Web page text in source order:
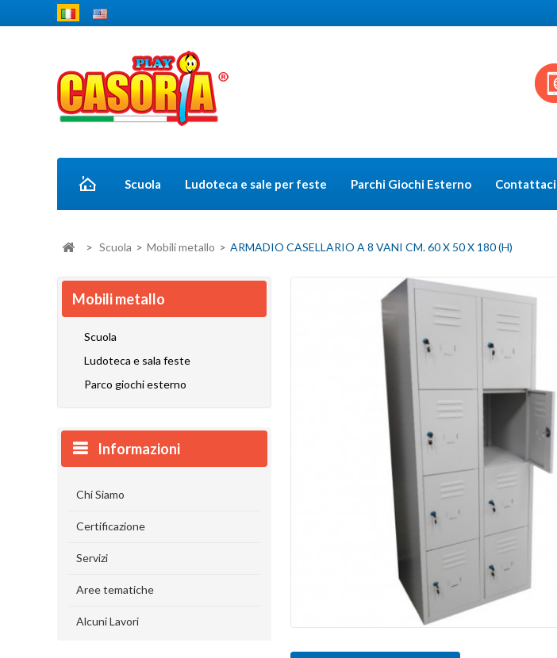
Scuola Ludoteca e sale per feste Parchi Giochi Esterno Contattaci
> Scuola > Mobili metallo > ARMADIO CASELLARIO A 8 VANI CM. 60 X 50 X 180 (H)
Mobili metallo
Scuola
Ludoteca e sala feste
Parco giochi esterno
Informazioni
Chi Siamo
Certificazione
Servizi
Aree tematiche
Alcuni Lavori